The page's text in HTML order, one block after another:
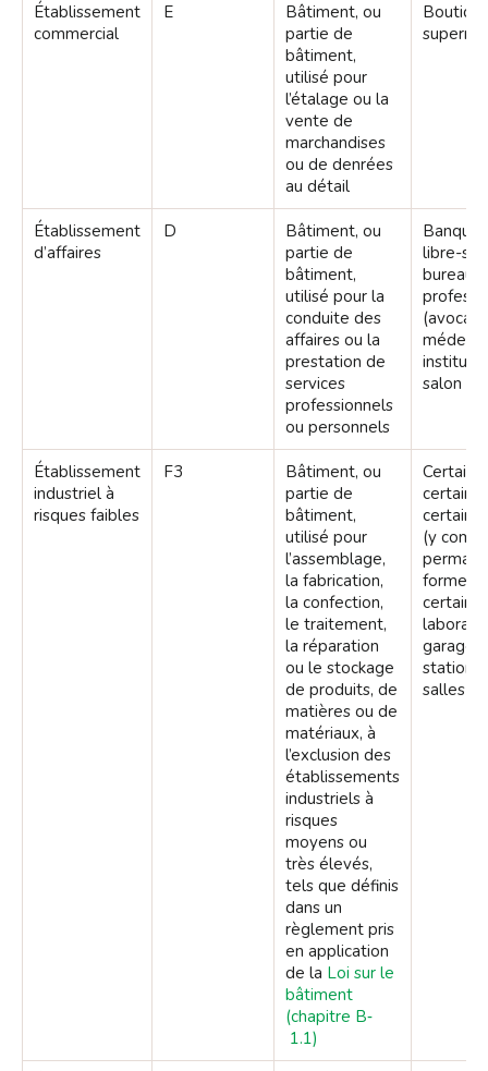
Établissement
commercial
E
Bâtiment, ou
partie de
bâtiment,
utilisé pour
l’étalage ou la
vente de
marchandises
ou de denrées
au détail
Établissement
d’affaires
D
Bâtiment, ou
partie de
bâtiment,
utilisé pour la
conduite des
affaires ou la
prestation de
services
professionnels
ou personnels
libre-
bureau,
institut
salon
Établissement
industriel à
risques faibles
F3
Bâtiment, ou
partie de
bâtiment,
utilisé pour
l’assemblage,
la fabrication,
la confection,
le traitement,
la réparation
ou le stockage
de produits, de
matières ou de
matériaux, à
l’exclusion des
établissements
industriels à
risques
moyens ou
très élevés,
tels que définis
dans un
règlement pris
en application
de la Loi sur le
bâtiment
(chapitre B‐
1.1)
certains
certains
(y
forme
certains
garages
salles